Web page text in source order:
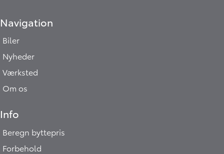
Navigation
Biler
Nyheder
Værksted
Om os
Info
Beregn byttepris
Forbehold